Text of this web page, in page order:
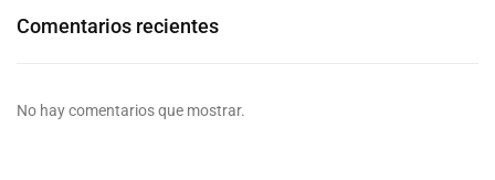
Comentarios recientes
No hay comentarios que mostrar.